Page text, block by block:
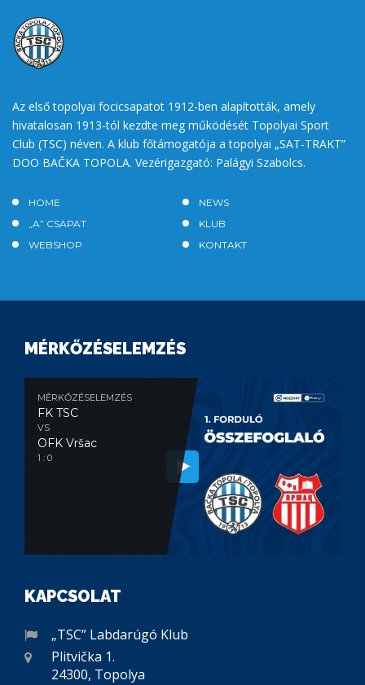
Az első topolyai focicsapatot 1912-ben alapították, amely
hivatalosan 1913-tól kezdte meg működését Topolyai Sport
Club (TSC) néven. A klub főtámogatója a topolyai „SAT-TRAKT”
DOO BAČKA TOPOLA. Vezérigazgató: Palágyi Szabolcs.
HOME
NEWS
„A” CSAPAT
KLUB
WEBSHOP
KONTAKT
MÉRKŐZÉSELEMZÉS
MÉRKŐZÉSELEMZÉS
FK TSC
VS
OFK Vršac
1 : 0
KAPCSOLAT
„TSC” Labdarúgó Klub
Plitvička 1.
24300, Topolya